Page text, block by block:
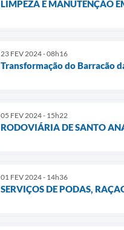
LIMPEZA E MANUTENÇÃO
23 FEV 2024 - 08h16
Transformação do Barracão
05 FEV 2024 - 15h22
RODOVIÁRIA DE SANTO
01 FEV 2024 - 14h36
SERVIÇOS DE PODAS,